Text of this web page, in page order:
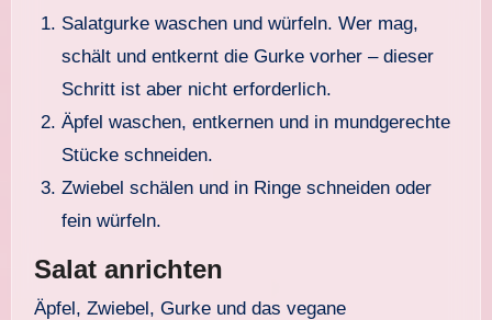
Salatgurke waschen und würfeln. Wer mag,
schält und entkernt die Gurke vorher – dieser
Schritt ist aber nicht erforderlich.
Äpfel waschen, entkernen und in mundgerechte
Stücke schneiden.
Zwiebel schälen und in Ringe schneiden oder
fein würfeln.
Salat anrichten
Äpfel, Zwiebel, Gurke und das vegane